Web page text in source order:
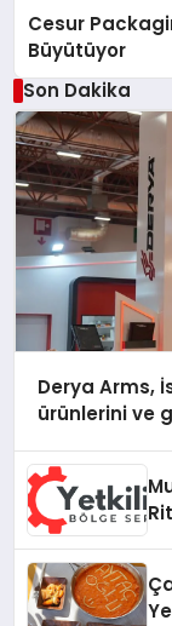
Cesur
Büyütüyor
Son Dakika
Derya Arms,
ürünlerini ve